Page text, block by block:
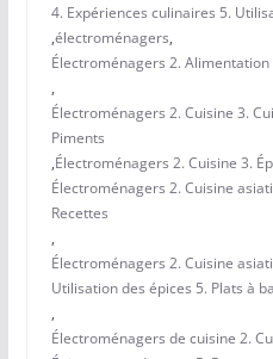
4. Expériences culinaires 5.
,électroménagers,
Électroménagers 2. Alimentation
,
Électroménagers 2. Cuisine 3.
Piments
,Électroménagers 2. Cuisine 3.
Électroménagers 2. Cuisine
Recettes
,
Électroménagers 2. Cuisine
Utilisation des épices 5. Plats à
,
Électroménagers de cuisine 2.